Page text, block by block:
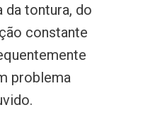
tontura, do
constante
problema